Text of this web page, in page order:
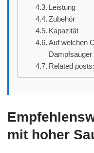
Leistung
Zubehör
Kapazität
Auf welchen
Related posts:
mit hoher